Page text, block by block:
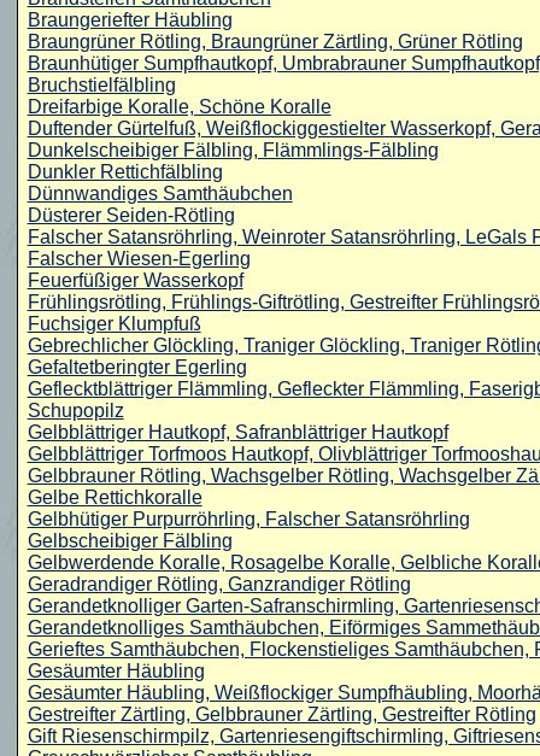
Braungeriefter Häubling
Braungrüner Rötling, Braungrüner Zärtling, Grüner Rötling
Braunhütiger Sumpfhautkopf, Umbrabrauner
Bruchstielfälbling
Dreifarbige Koralle, Schöne Koralle
Duftender Gürtelfuß, Weißflockiggestielter Wasserkopf,
Dunkelscheibiger Fälbling, Flämmlings-Fälbling
Dunkler Rettichfälbling
Dünnwandiges Samthäubchen
Düsterer Seiden-Rötling
Falscher Satansröhrling, Weinroter Satansröhrling, LeGals
Falscher Wiesen-Egerling
Feuerfüßiger Wasserkopf
Frühlingsrötling, Frühlings-Giftrötling, Gestreifter
Fuchsiger Klumpfuß
Gebrechlicher Glöckling, Traniger Glöckling, Traniger
Gefaltetberingter Egerling
Geflecktblättriger Flämmling, Gefleckter Flämmling,
Schupopilz
Gelbblättriger Hautkopf, Safranblättriger Hautkopf
Gelbblättriger Torfmoos Hautkopf, Olivblättriger
Gelbbrauner Rötling, Wachsgelber Rötling, Wachsgelber
Gelbe Rettichkoralle
Gelbhütiger Purpurröhrling, Falscher Satansröhrling
Gelbscheibiger Fälbling
Gelbwerdende Koralle, Rosagelbe Koralle, Gelbliche
Geradrandiger Rötling, Ganzrandiger Rötling
Gerandetknolliger Garten-Safranschirmling,
Gerandetknolliges Samthäubchen, Eiförmiges
Gerieftes Samthäubchen, Flockenstieliges
Gesäumter Häubling
Gesäumter Häubling, Weißflockiger Sumpfhäubling,
Gestreifter Zärtling, Gelbbrauner Zärtling, Gestreifter Rötling
Gift Riesenschirmpilz, Gartenriesengiftschirmling,